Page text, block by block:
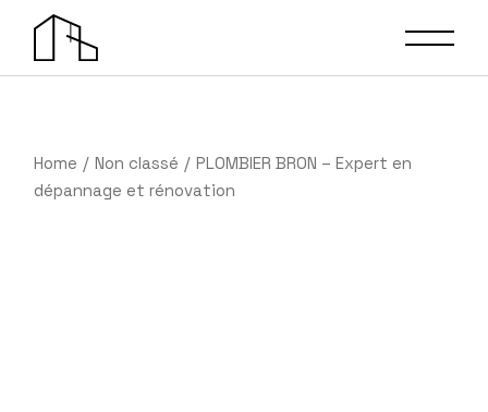
content
Home Non classé
PLOMBIER BRON – Expert en
dépannage et rénovation